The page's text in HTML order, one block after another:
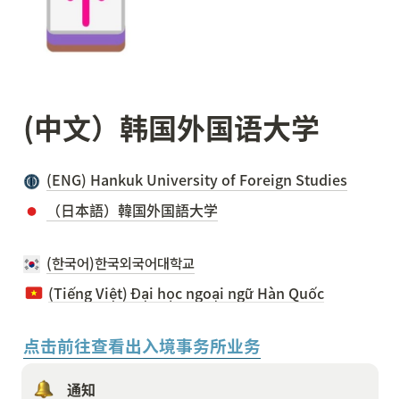
(中文） 韩国外国语大学
(ENG) Hankuk University of Foreign Studies
（日本語）韓国外国語大学
(한국어)한국외국어대학교
(Tiếng Việt) Đại học ngoại ngữ Hàn Quốc
点击前往查看出入境事务所业务
通知